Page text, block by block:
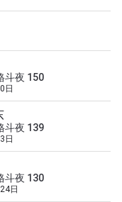
斗夜 150
日
斗夜 139
日
斗夜 130
日
册获得权限了
先机遇获得直播